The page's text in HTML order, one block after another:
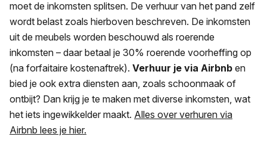
moet de inkomsten splitsen. De verhuur van het pand zelf
wordt belast zoals hierboven beschreven. De inkomsten
uit de meubels worden beschouwd als roerende
inkomsten – daar betaal je 30% roerende voorheffing op
(na forfaitaire kostenaftrek). Verhuur je via Airbnb en
bied je ook extra diensten aan, zoals schoonmaak of
ontbijt? Dan krijg je te maken met diverse inkomsten, wat
het iets ingewikkelder maakt. Alles over verhuren via
Airbnb lees je hier.